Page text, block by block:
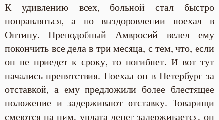
К удивлению всех, больной стал быстро
поправляться, а по выздоровлении поехал в
Оптину. Преподобный Амвросий велел ему
покончить все дела в три месяца, с тем, что, если
он не приедет к сроку, то погибнет. И вот тут
начались препятствия. Поехал он в Петербург за
отставкой, а ему предложили более блестящее
положение и задерживают отставку. Товарищи
смеются на ним, уплата денег задерживается, он